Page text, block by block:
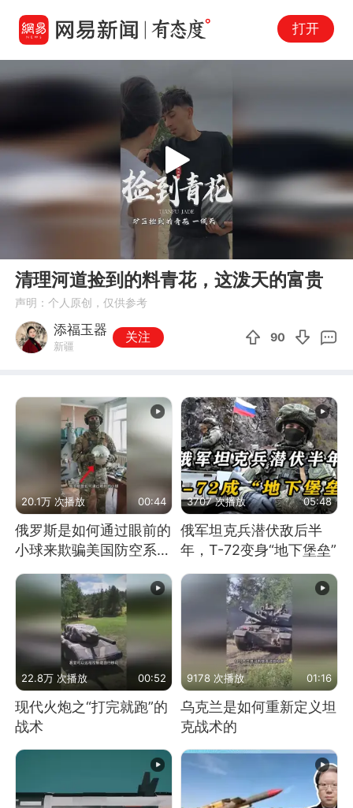
打开
Play
清理河道捡到的料青花，这泼天的富贵
声明：个人原创，仅供参考
添福玉器
新疆
关注 90
20.1万 次播放 00:44
俄罗斯是如何通过眼前的
小球来欺骗美国防空系统
3707 次播放 05:48
俄军坦克兵潜伏敌后半
年，T-72变身“地下堡垒”
22.8万 次播放 00:52
现代火炮之“打完就跑”的
战术
9178 次播放 01:16
乌克兰是如何重新定义坦
克战术的